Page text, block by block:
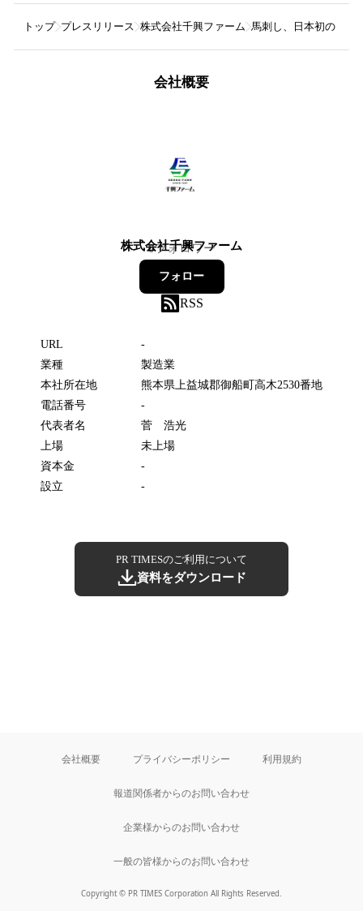
トップ プレスリリース 株式会社千興ファーム 馬刺し、日本初の「
会社概要
株式会社千興ファーム
0フォロワー
フォロー
RSS
URL
-
業種
製造業
本社所在地
熊本県上益城郡御船町高木2530番地
電話番号
-
代表者名
菅 浩光
上場
未上場
資本金
-
設立
-
PR TIMESのご利用について
資料をダウンロード
会社概要 プライバシーポリシー 利用規約
報道関係者からのお問い合わせ
企業様からのお問い合わせ
一般の皆様からのお問い合わせ
Copyright © PR TIMES Corporation All Rights Reserved.